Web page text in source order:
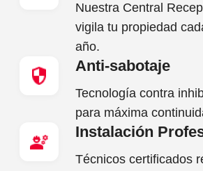
Nuestra Central
vigila tu propiedad
año.
Anti-sabotaje
Tecnología contra
para máxima
Instalación
Técnicos certificados